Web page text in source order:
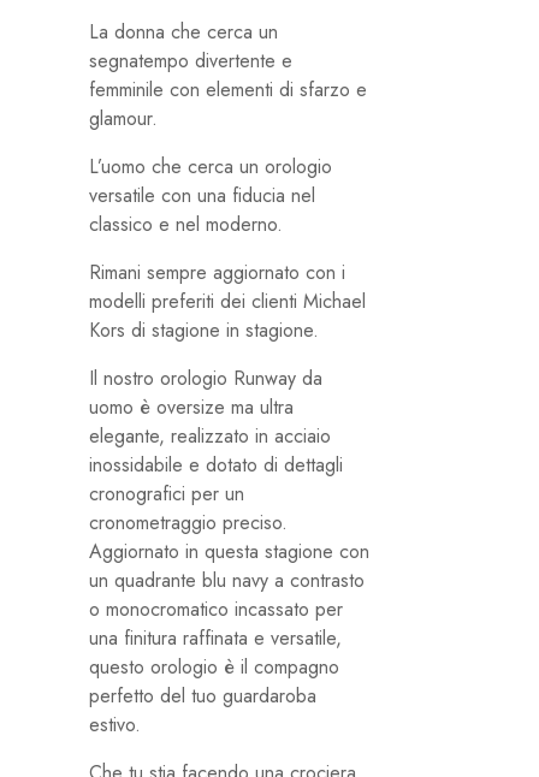
La donna che cerca un
segnatempo divertente e
femminile con elementi di sfarzo e
glamour.
L’uomo che cerca un orologio
versatile con una fiducia nel
classico e nel moderno.
Rimani sempre aggiornato con i
modelli preferiti dei clienti Michael
Kors di stagione in stagione.
Il nostro orologio Runway da
uomo è oversize ma ultra
elegante, realizzato in acciaio
inossidabile e dotato di dettagli
cronografici per un
cronometraggio preciso.
Aggiornato in questa stagione con
un quadrante blu navy a contrasto
o monocromatico incassato per
una finitura raffinata e versatile,
questo orologio è il compagno
perfetto del tuo guardaroba
estivo.